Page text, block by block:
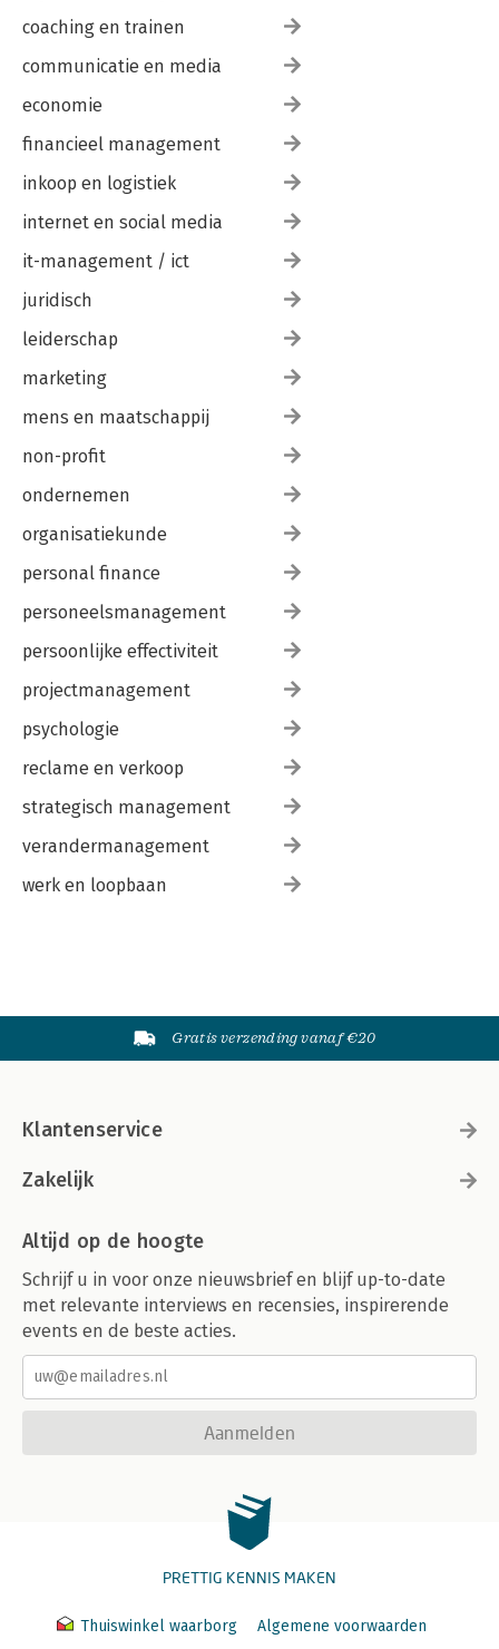
coaching en trainen
communicatie en media
economie
financieel management
inkoop en logistiek
internet en social media
it-management / ict
juridisch
leiderschap
marketing
mens en maatschappij
non-profit
ondernemen
organisatiekunde
personal finance
personeelsmanagement
persoonlijke effectiviteit
projectmanagement
psychologie
reclame en verkoop
strategisch management
verandermanagement
werk en loopbaan
Gratis verzending vanaf €20
Klantenservice
Zakelijk
Altijd op de hoogte
Schrijf u in voor onze nieuwsbrief en blijf up-to-date
met relevante interviews en recensies, inspirerende
events en de beste acties.
Aanmelden
PRETTIG KENNIS MAKEN
Thuiswinkel waarborg
Algemene voorwaarden